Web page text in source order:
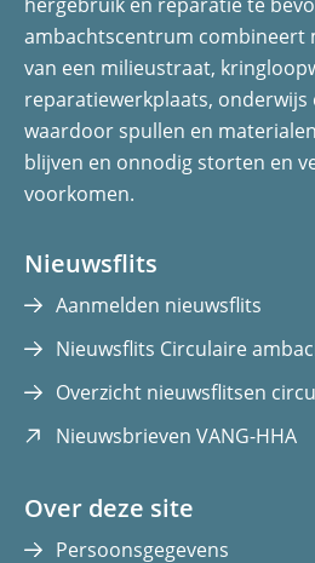
hergebruik en reparatie te
ambachtscentrum combineert
van een milieustraat,
reparatiewerkplaats, onderwijs
waardoor spullen en
blijven en onnodig storten en
voorkomen.
Nieuwsflits
Aanmelden nieuwsflits
Nieuwsflits Circulaire
Overzicht nieuwsflitsen
Nieuwsbrieven VANG-HHA
Over deze site
Persoonsgegevens